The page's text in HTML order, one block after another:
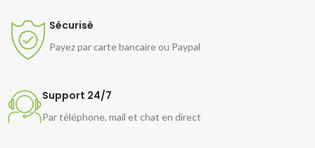
Sécurisé
Payez par carte bancaire ou Paypal
Support 24/7
Par téléphone, mail et chat en direct